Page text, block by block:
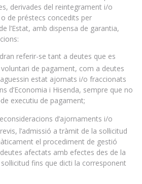
derivades del reintegrament i/o
de préstecs concedits per
l’Estat, amb dispensa de garantia,
referir-se tant a deutes que es
de pagament, com a deutes
estat ajornats i/o fraccionats
d’Economia i Hisenda, sempre que no
executiu de pagament;
d’ajornaments i/o
l’admissió a tràmit de la sol·licitud
el procediment de gestió
afectats amb efectes des de la
fins que dicti la corresponent